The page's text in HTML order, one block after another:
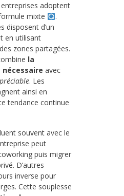
adoptent
mixte
.
disposent d’un
en utilisant
zones partagées.
la
avec
. Les
ainsi en
tendance continue
souvent avec le
peut
puis migrer
D’autres
inverse pour
Cette souplesse